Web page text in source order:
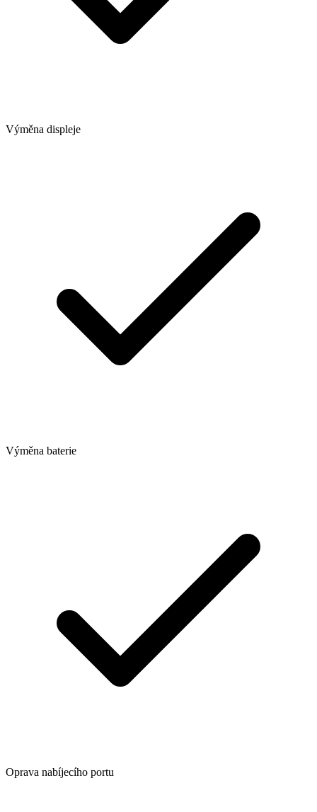
Výměna displeje
Výměna baterie
Oprava nabíjecího portu